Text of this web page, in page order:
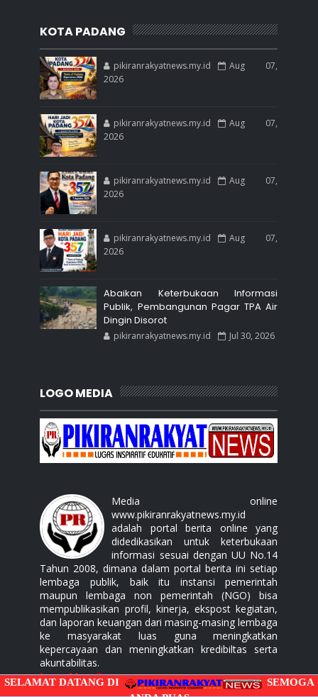
KOTA PADANG
pikiranrakyatnews.my.id
Aug 07,
2026
pikiranrakyatnews.my.id
Aug 07,
2026
pikiranrakyatnews.my.id
Aug 07,
2026
pikiranrakyatnews.my.id
Aug 07,
2026
Abaikan Keterbukaan Informasi
Publik, Pembangunan Pagar TPA Air
Dingin Disorot
pikiranrakyatnews.my.id Jul 30, 2026
LOGO MEDIA
Media online
www.pikiranrakyatnews.my.id
adalah portal berita online yang
didedikasikan untuk keterbukaan
informasi sesuai dengan UU No.14
Tahun 2008, dimana dalam portal berita ini setiap
lembaga publik, baik itu instansi pemerintah
maupun lembaga non pemerintah (NGO) bisa
mempublikasikan profil, kinerja, ekspost kegiatan,
dan laporan keuangan dari masing-masing lembaga
ke masyarakat luas guna meningkatkan
kepercayaan dan meningkatkan kredibiltas serta
akuntabilitas.
Learn More ?
SELAMAT DATANG DI
SEMOGA